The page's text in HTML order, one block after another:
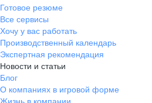
Владивосток
пер. Ланинский д. 4, офис 3.4
+7 423 202-33-28
pr@dv.hh.ru
Новосибирск
Готовое резюме
Все сервисы
Хочу у вас работать
Производственный календарь
Экспертная рекомендация
Новости и статьи
Блог
О компаниях в игровой форме